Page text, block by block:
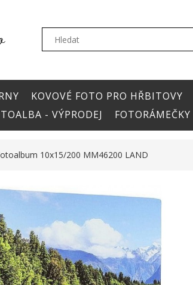
KOVOVÉ FOTO PRO HŘBITOVY
- VÝPRODEJ
10x15/200 MM46200 LAND